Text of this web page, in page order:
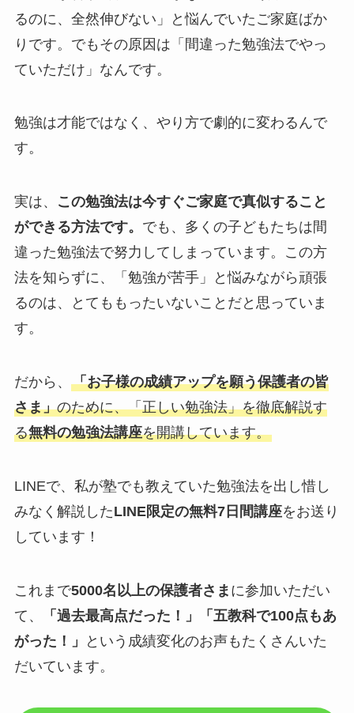
るのに、全然伸びない」と悩んでいたご家庭ばか
りです。でもその原因は「間違った勉強法でやっ
ていただけ」なんです。
勉強は才能ではなく、やり方で劇的に変わるんで
す。
実は、
この勉強法は今すぐご家庭で真似すること
ができる方法です。 でも、多くの子どもたちは間
違った勉強法で努力してしまっています。この方
法を知らずに、「勉強が苦手」と悩みながら頑張
るのは、とてももったいないことだと思っていま
す。
だから、 「お子様の成績アップを願う保護者の皆
さま」のために、「正しい勉強法」を徹底解説す
る無料の勉強法講座を開講しています。
LINEで、私が塾でも教えていた勉強法を出し惜し
みなく解説したLINE限定の無料7日間講座をお送り
しています！
これまで5000名以上の保護者さま に参加いただい
て、
「過去最高点だった！」「五教科で100点もあ
がった！」
という成績変化のお声もたくさんいた
だいています。